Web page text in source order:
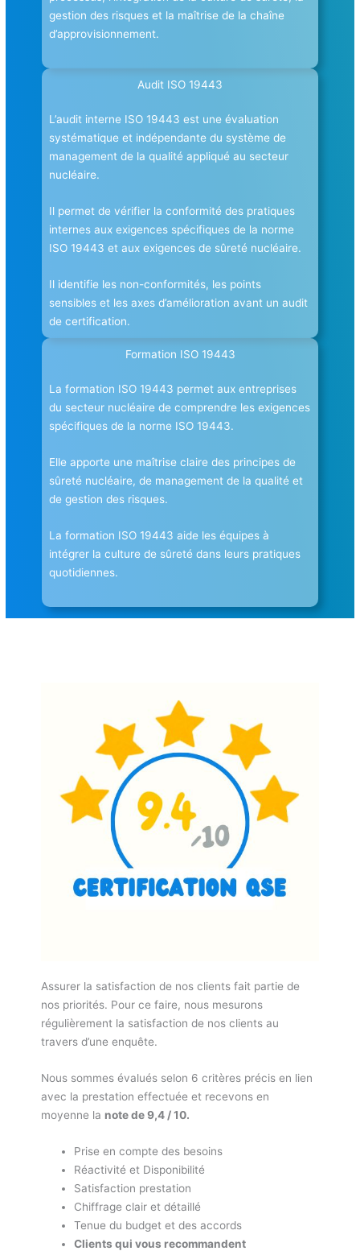
gestion des risques et la maîtrise de la chaîne
d’approvisionnement.
Audit ISO 19443
L’audit interne ISO 19443 est une évaluation
systématique et indépendante du système de
management de la qualité appliqué au secteur
nucléaire.
Il permet de vérifier la conformité des pratiques
internes aux exigences spécifiques de la norme
ISO 19443 et aux exigences de sûreté nucléaire.
Il identifie les non-conformités, les points
sensibles et les axes d’amélioration avant un audit
de certification.
Formation ISO 19443
La formation ISO 19443 permet aux entreprises
du secteur nucléaire de comprendre les exigences
spécifiques de la norme ISO 19443.
Elle apporte une maîtrise claire des principes de
sûreté nucléaire, de management de la qualité et
de gestion des risques.
La formation ISO 19443 aide les équipes à
intégrer la culture de sûreté dans leurs pratiques
quotidiennes.
Assurer la satisfaction de nos clients fait partie de
nos priorités. Pour ce faire, nous mesurons
régulièrement la satisfaction de nos clients au
travers d’une enquête.
Nous sommes évalués selon 6 critères précis en lien
avec la prestation effectuée et recevons en
moyenne la note de 9,4 / 10.
Prise en compte des besoins
Réactivité et Disponibilité
Satisfaction prestation
Chiffrage clair et détaillé
Tenue du budget et des accords
Clients qui vous recommandent